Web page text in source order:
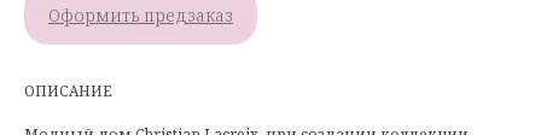
Оформить предзаказ
ОПИСАНИЕ